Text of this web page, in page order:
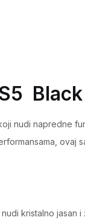
nudi napredne
kristalno